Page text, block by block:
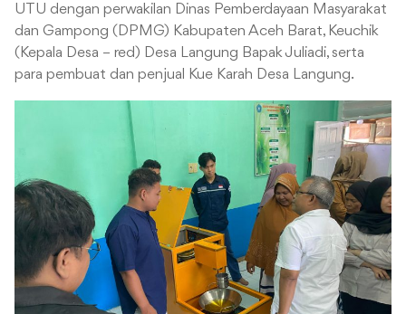
UTU dengan perwakilan Dinas Pemberdayaan Masyarakat
dan Gampong (DPMG) Kabupaten Aceh Barat, Keuchik
(Kepala Desa – red) Desa Langung Bapak Juliadi, serta
para pembuat dan penjual Kue Karah Desa Langung.